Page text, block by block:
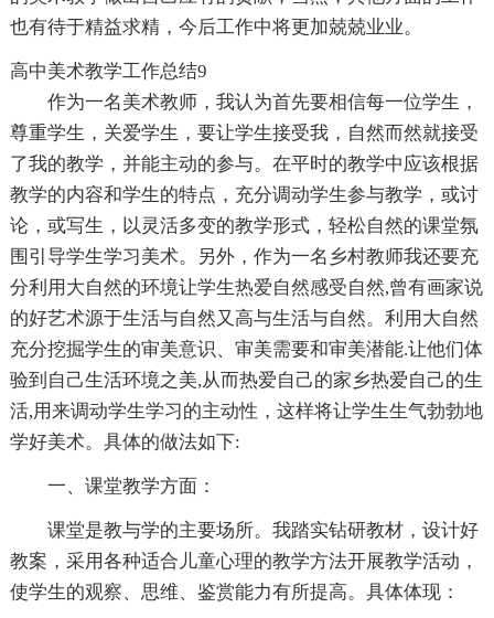
也有待于精益求精，今后工作中将更加兢兢业业。
高中美术教学工作总结9
作为一名美术教师，我认为首先要相信每一位学生，
尊重学生，关爱学生，要让学生接受我，自然而然就接受
了我的教学，并能主动的参与。在平时的教学中应该根据
教学的内容和学生的特点，充分调动学生参与教学，或讨
论，或写生，以灵活多变的教学形式，轻松自然的课堂氛
围引导学生学习美术。另外，作为一名乡村教师我还要充
分利用大自然的环境让学生热爱自然感受自然,曾有画家说
的好艺术源于生活与自然又高与生活与自然。利用大自然
充分挖掘学生的审美意识、审美需要和审美潜能.让他们体
验到自己生活环境之美,从而热爱自己的家乡热爱自己的生
活,用来调动学生学习的主动性，这样将让学生生气勃勃地
学好美术。具体的做法如下:
一、课堂教学方面：
课堂是教与学的主要场所。我踏实钻研教材，设计好
教案，采用各种适合儿童心理的教学方法开展教学活动，
使学生的观察、思维、鉴赏能力有所提高。具体体现：